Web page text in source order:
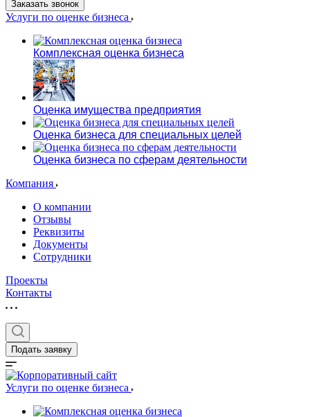
Заказать звонок
Услуги по оценке бизнеса
Комплексная оценка бизнеса
Оценка имущества предприятия
Оценка бизнеса для специальных целей
Оценка бизнеса по сферам деятельности
Компания
О компании
Отзывы
Реквизиты
Документы
Сотрудники
Проекты
Контакты
Подать заявку
Услуги по оценке бизнеса